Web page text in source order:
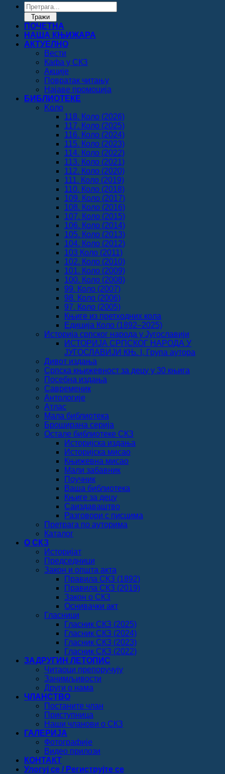
Products
search
Тражи
ПОЧЕТНА
НАША КЊИЖАРА
АКТУЕЛНО
Вести
Кафа у СКЗ
Акције
Повратак читању
Најаве промоција
БИБЛИОТЕКЕ
Koло
118. Коло (2026)
117. Коло (2025)
116. Коло (2024)
115. Коло (2023)
114. Коло (2022)
113. Коло (2021)
112. Коло (2020)
111. Коло (2019)
110. Коло (2018)
109. Коло (2017)
108. Коло (2016)
107. Коло (2015)
106. Коло (2014)
105. Коло (2013)
104. Коло (2012)
103 Коло (2011)
102. Коло (2010)
101. Коло (2009)
100. Коло (2008)
99. Коло (2007)
98. Коло (2006)
97. Коло (2005)
Књиге из претходних кола
Едиција Коло (1892‒2025)
Историја српског народа у Југославији
ИСТОРИЈА СРПСКОГ НАРОДА У
ЈУГОСЛАВИЈИ КЊ. I, Група аутора
Дивот издања
Српска књижевност за децу у 30 књига
Посебна издања
Савременик
Антологије
Атлас
Мала библиотека
Броширана серија
Остале библиотеке СКЗ
Историјска издања
Историјска мисао
Књижевна мисао
Мали забавник
Поучник
Ваша библиотека
Књиге за децу
Саиздаваштво
Разговори с писцима
Претрага по ауторима
Каталог
О СКЗ
Историјат
Председници
Закон и општа акта
Правила СКЗ (1892)
Правила СКЗ (2019)
Закон о СКЗ
Оснивачки акт
Гласници
Гласник СКЗ (2025)
Гласник СКЗ (2024)
Гласник СКЗ (2023)
Гласник СКЗ (2022)
ЗАДРУГИН ЛЕТОПИС
Читаоци препоручују
Занимљивости
Други о нама
ЧЛАНСТВО
Постаните члан
Приступница
Наши чланови о СКЗ
ГАЛЕРИЈА
Фотографије
Видео прилози
КОНТАКТ
Улогуј се / Региструјте се